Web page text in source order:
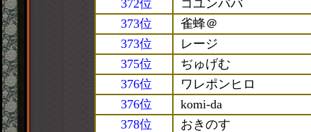
372位
コユンババ
373位
雀蜂＠
373位
レージ
375位
ぢゅげむ
376位
ワレポンヒロ
376位
komi-da
378位
おきのす